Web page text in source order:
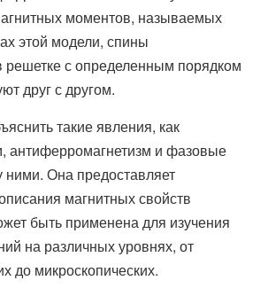
моментов, называемых
этой модели, спины
решетке с определенным порядком
друг с другом.
такие явления, как
антиферромагнетизм и фазовые
Она предоставляет
магнитных свойств
быть применена для изучения
на различных уровнях, от
до микроскопических.